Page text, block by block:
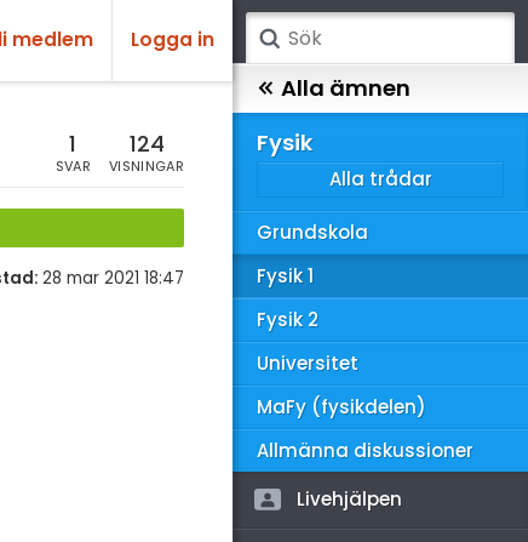
medlem Logga in
1
SVAR
124
VISNINGAR
28 mar 2021 18:47
Alla ämnen
Fysik
Alla trådar
Grundskola
Fysik 1
Fysik 2
Universitet
MaFy (fysikdelen)
Allmänna diskussioner
Livehjälpen
& Bygg